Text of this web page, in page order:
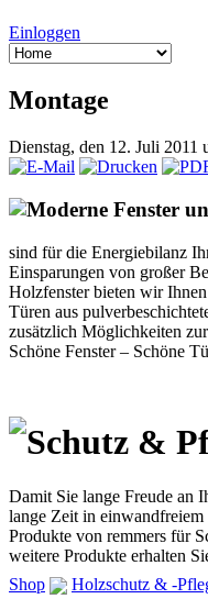
Einloggen
Montage
Dienstag, den 12. Juli 2011
Moderne Fenster
sind für die Energiebilanz
Einsparungen von großer
Holzfenster bieten wir
Türen aus
zusätzlich Möglichkeiten
Schöne Fenster – Schöne
Schutz &
Damit Sie lange Freude an
lange Zeit in
Produkte von remmers für
weitere Produkte erhalten
Shop
Holzschutz & -